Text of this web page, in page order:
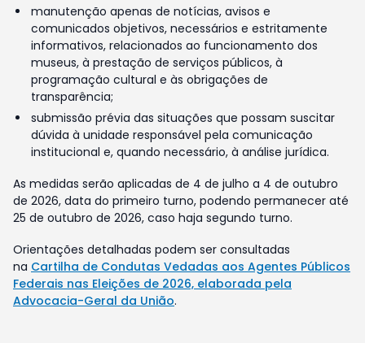
manutenção apenas de notícias, avisos e
comunicados objetivos, necessários e estritamente
informativos, relacionados ao funcionamento dos
museus, à prestação de serviços públicos, à
programação cultural e às obrigações de
transparência;
submissão prévia das situações que possam suscitar
dúvida à unidade responsável pela comunicação
institucional e, quando necessário, à análise jurídica.
As medidas serão aplicadas de 4 de julho a 4 de outubro
de 2026, data do primeiro turno, podendo permanecer até
25 de outubro de 2026, caso haja segundo turno.
Orientações detalhadas podem ser consultadas
na Cartilha de Condutas Vedadas aos Agentes Públicos
Federais nas Eleições de 2026, elaborada pela
Advocacia-Geral da União.